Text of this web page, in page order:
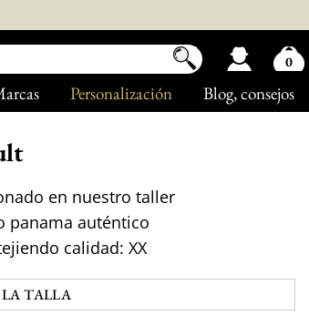
Blog, consejos
Personalización
en nuestro taller
panama auténtico
calidad: XX
0